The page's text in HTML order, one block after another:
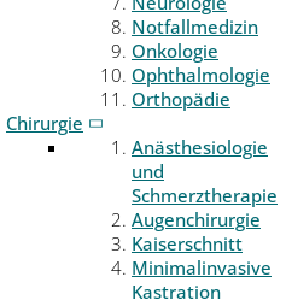
Notfallmedizin
Onkologie
Ophthalmologie
Orthopädie
Chirurgie
Anästhesiologie
und
Schmerztherapie
Augenchirurgie
Kaiserschnitt
Minimalinvasive
Kastration